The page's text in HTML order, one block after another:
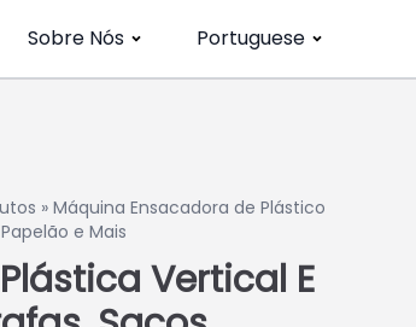
Sobre Nós Portuguese
» Máquina Ensacadora de Plástico
e Mais
Vertical E